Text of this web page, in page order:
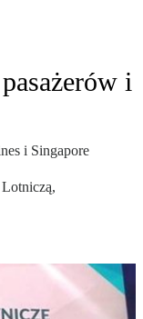
i
i Singapore